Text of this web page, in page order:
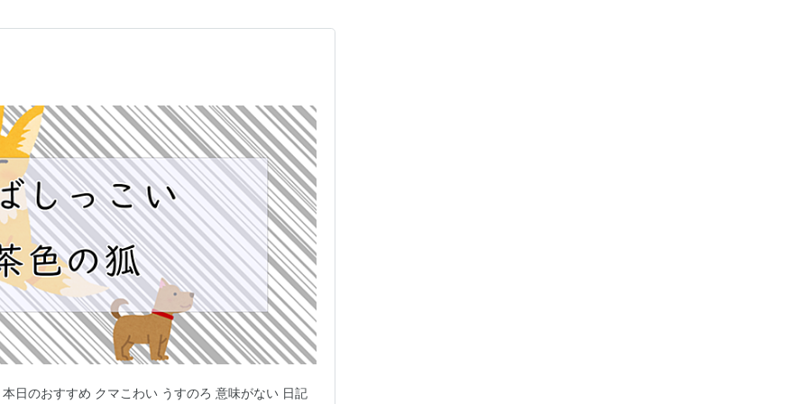
日のおすすめ クマこわい うすのろ 意味がない 日記